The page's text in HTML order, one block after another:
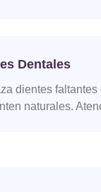
Dentales
dientes
naturales.